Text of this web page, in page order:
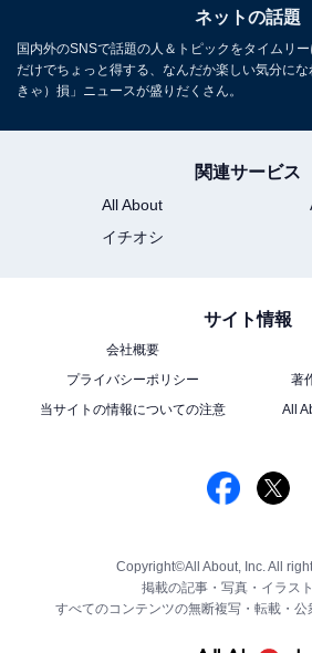
ネットの話題
国内外のSNSで話題の人＆トピックをタイムリ
だけでちょっと得する、なんだか楽しい気分に
きゃ）損」ニュースが盛りだくさん。
関連サービス
All About
イチオシ
サイト情報
会社概要
プライバシーポリシー
著
当サイトの情報についての注意
All
Copyright©All About, Inc. All
掲載の記事・写真・イラスト
すべてのコンテンツの無断複写・転載・公